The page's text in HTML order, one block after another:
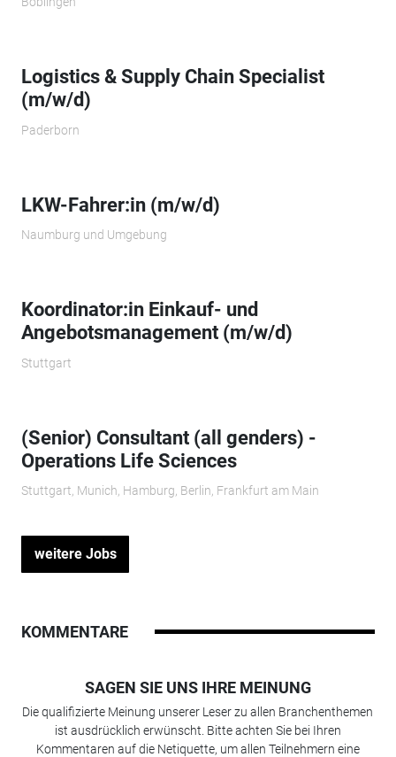
Logistics & Supply Chain Specialist
(m/w/d)
Paderborn
LKW-Fahrer:in (m/w/d)
Naumburg und Umgebung
Koordinator:in Einkauf- und
Angebotsmanagement (m/w/d)
Stuttgart
(Senior) Consultant (all genders) -
Operations Life Sciences
Stuttgart, Munich, Hamburg, Berlin, Frankfurt am Main
weitere Jobs
KOMMENTARE
SAGEN SIE UNS IHRE MEINUNG
Die qualifizierte Meinung unserer Leser zu allen Branchenthemen
ist ausdrücklich erwünscht. Bitte achten Sie bei Ihren
Kommentaren auf die Netiquette, um allen Teilnehmern eine